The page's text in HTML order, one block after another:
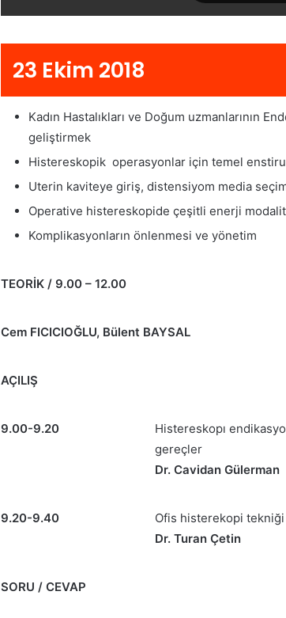
23 Ekim 2018
Kadın Hastalıkları ve Doğum uzmanlarının
geliştirmek
Histereskopik operasyonlar için temel
Uterin kaviteye giriş, distensiyom media
Operative histereskopide çeşitli enerji
Komplikasyonların önlenmesi ve yönetim
TEORİK / 9.00 – 12.00
Cem FICICIOĞLU, Bülent BAYSAL
AÇILIŞ
9.00-9.20
Histereskopı
gereçler
Dr. Cavidan Gülerman
9.20-9.40
Ofis histerekopi tekniği
Dr. Turan Çetin
SORU / CEVAP